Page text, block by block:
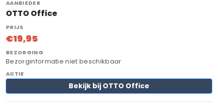
OTTO Office
€19,95
Bezorginformatie niet beschikbaar
Bekijk bij OTTO Office